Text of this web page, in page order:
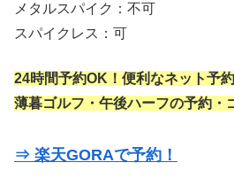
メタルスパイク：不可
スパイクレス：可
24時間予約OK！便利なネット予約
薄暮ゴルフ・午後ハーフの予約・
⇒ 楽天GORAで予約！